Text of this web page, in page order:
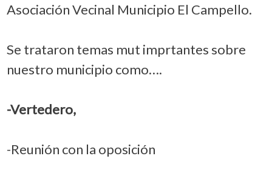
Asociación Vecinal Municipio El Campello.
Se trataron temas mut imprtantes sobre
nuestro municipio como….
-Vertedero,
-Reunión con la oposición